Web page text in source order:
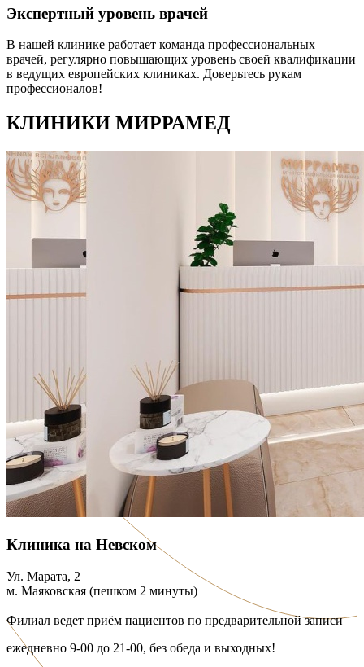
Экспертный уровень врачей
В нашей клинике работает команда профессиональных
врачей, регулярно повышающих уровень своей квалификации
в ведущих европейских клиниках. Доверьтесь рукам
профессионалов!
КЛИНИКИ МИРРАМЕД
Клиника на Невском
Ул. Марата, 2
м. Маяковская (пешком 2 минуты)
Филиал ведет приём пациентов по предварительной записи
ежедневно 9-00 до 21-00, без обеда и выходных!